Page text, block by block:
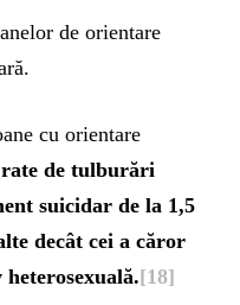
de orientare
cu orientare
rate de tulburări
suicidar de la 1,5
decât cei a căror
heterosexuală.[18]